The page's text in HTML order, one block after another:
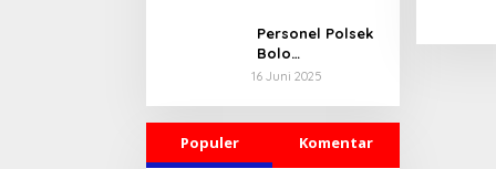
Aspirasi Pemuda
Dibarengi Kadis
Dikbudpora Siap
R2 dan R3
Personel Polsek
Bolo
Melaksanakan K
TPU Desa
16 Juni 2025
Populer Komentar